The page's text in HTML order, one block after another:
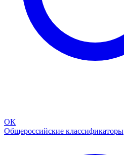
ОК
Общероссийские классификаторы